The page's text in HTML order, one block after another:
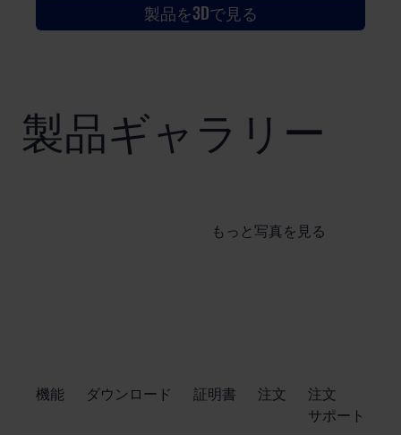
製品を3Dで見る
製品ギャラリー
もっと写真を見る
​機能 証明書
ダウンロード 注文
注文
サポート